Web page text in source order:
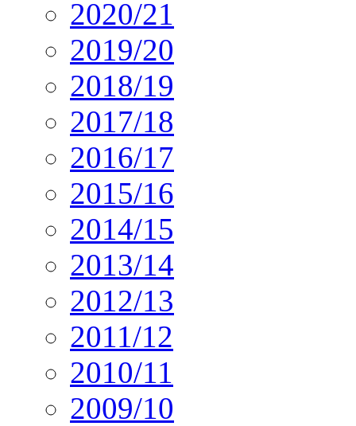
2020/21
2019/20
2018/19
2017/18
2016/17
2015/16
2014/15
2013/14
2012/13
2011/12
2010/11
2009/10